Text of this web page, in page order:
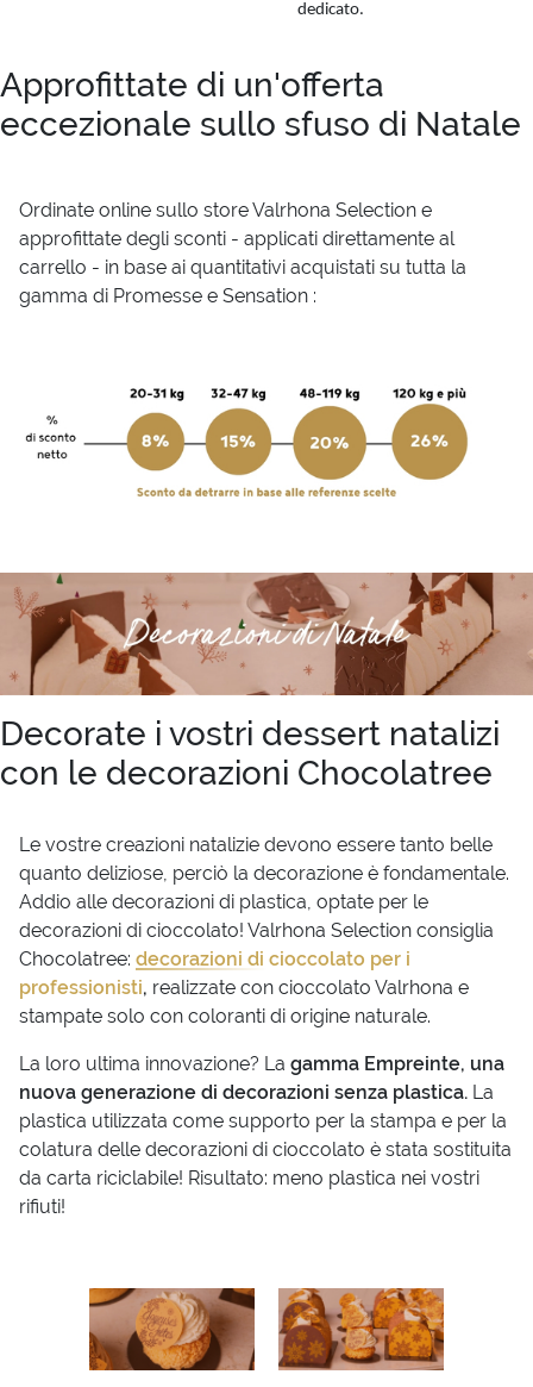
dedicato.
Approfittate di un'offerta
eccezionale sullo sfuso di Natale
Ordinate online sullo store Valrhona Selection e
approfittate degli sconti - applicati direttamente al
carrello - in base ai quantitativi acquistati su tutta la
gamma di Promesse e Sensation :
Decorate i vostri dessert natalizi
con le decorazioni Chocolatree
Le vostre creazioni natalizie devono essere tanto belle
quanto deliziose, perciò la decorazione è fondamentale.
Addio alle decorazioni di plastica, optate per le
decorazioni di cioccolato! Valrhona Selection consiglia
Chocolatree: decorazioni di cioccolato per i
professionisti, realizzate con cioccolato Valrhona e
stampate solo con coloranti di origine naturale.
La loro ultima innovazione? La gamma Empreinte, una
nuova generazione di decorazioni senza plastica. La
plastica utilizzata come supporto per la stampa e per la
colatura delle decorazioni di cioccolato è stata sostituita
da carta riciclabile! Risultato: meno plastica nei vostri
rifiuti!